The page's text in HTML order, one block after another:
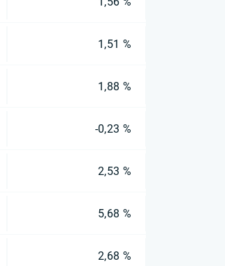
1,51 %
1,88 %
-0,23 %
2,53 %
5,68 %
2,68 %